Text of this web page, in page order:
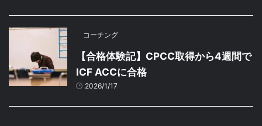
コーチング
【合格体験記】CPCC取得から4週間で
ICF ACCに合格
2026/1/17